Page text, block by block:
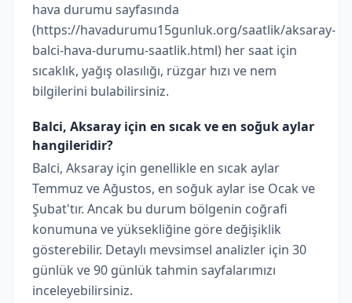
hava durumu sayfasında
(https://havadurumu15gunluk.org/saatlik/aksaray-
balci-hava-durumu-saatlik.html) her saat için
sıcaklık, yağış olasılığı, rüzgar hızı ve nem
bilgilerini bulabilirsiniz.
Balci, Aksaray için en sıcak ve en soğuk aylar
hangileridir?
Balci, Aksaray için genellikle en sıcak aylar
Temmuz ve Ağustos, en soğuk aylar ise Ocak ve
Şubat'tır. Ancak bu durum bölgenin coğrafi
konumuna ve yüksekliğine göre değişiklik
gösterebilir. Detaylı mevsimsel analizler için 30
günlük ve 90 günlük tahmin sayfalarımızı
inceleyebilirsiniz.